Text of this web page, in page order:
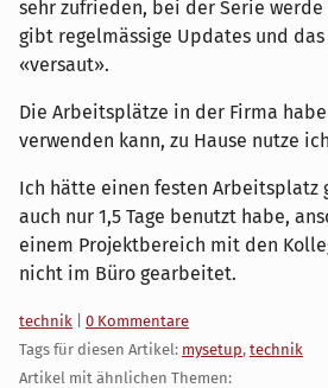
sehr zufrieden, bei der Serie
gibt regelmässige Updates und
«versaut».
Die Arbeitsplätze in der Firma
verwenden kann, zu Hause nutze
Ich hätte einen festen Arbeitsplatz
auch nur 1,5 Tage benutzt habe,
einem Projektbereich mit den
nicht im Büro gearbeitet.
Kategorien:
technik
0 Kommentare
Tags für diesen Artikel: mysetup, technik
Artikel mit ähnlichen Themen: